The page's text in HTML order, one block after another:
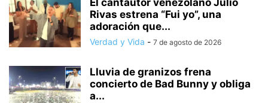
El cantautor venezolano Julio
Rivas estrena “Fui yo”, una
adoración que...
Verdad y Vida - 7 de agosto de 2026
Lluvia de granizos frena
concierto de Bad Bunny y obliga
a...